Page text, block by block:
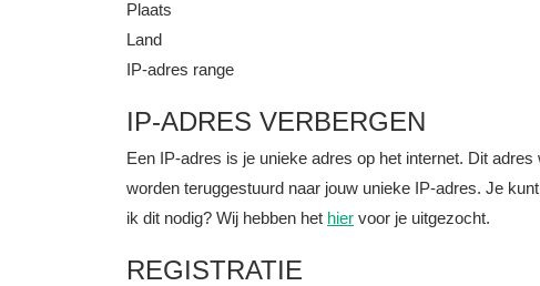
Plaats
Land
IP-adres range
IP-ADRES VERBERGEN
Een IP-adres is je unieke adres op het internet. Dit
worden teruggestuurd naar jouw unieke IP-adres. Je
ik dit nodig? Wij hebben het hier voor je uitgezocht.
REGISTRATIE